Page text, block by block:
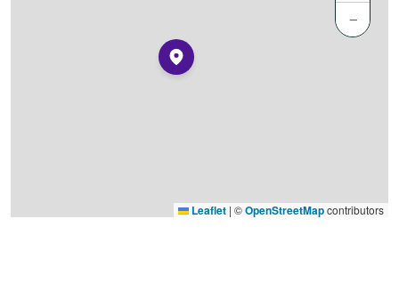
−
Leaflet | ©OpenStreetMapcontributors